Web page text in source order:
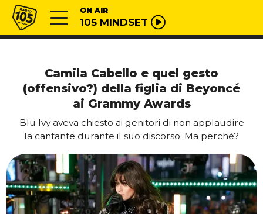
Vai al contenuto
Radio 105 ON AIR
105 MINDSET
Camila Cabello e quel gesto
(offensivo?) della figlia di Beyoncé
ai Grammy Awards
Blu Ivy aveva chiesto ai genitori di non applaudire
la cantante durante il suo discorso. Ma perché?